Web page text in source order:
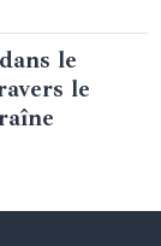
le
le